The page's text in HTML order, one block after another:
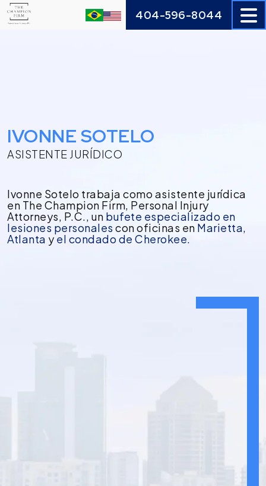
Skip
to
404-596-8044
IVONNE SOTELO
ASISTENTE JURÍDICO
Ivonne Sotelo trabaja como asistente jurídica
en The Champion Firm, Personal Injury
Attorneys, P.C., un bufete especializado en
lesiones personales con oficinas en Marietta,
Atlanta yel condado de Cherokee.